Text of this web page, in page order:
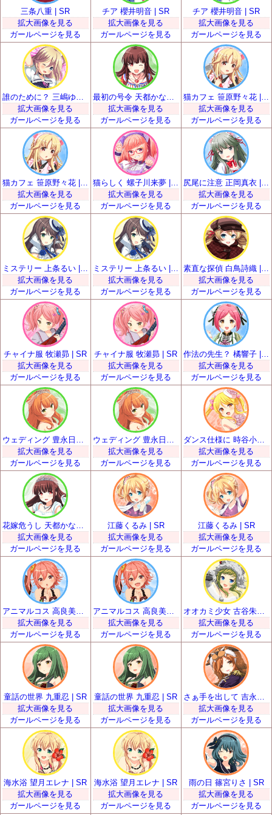
三条八重 | SR
拡大画像を見る
ガールページを見る
チア 櫻井明音 | SR
拡大画像を見る
ガールページを見る
チア 櫻井明音 | SR
拡大画像を見る
ガールページを見る
拡大画像を見る
ガールページを見る
拡大画像を見る
ガールページを見る
猫カフェ 笹原野々花 | SR
拡大画像を見る
ガールページを見る
拡大画像を見る
ガールページを見る
猫らしく 螺子川来夢 | SR
拡大画像を見る
ガールページを見る
尻尾に注意 正岡真衣 | SR
拡大画像を見る
ガールページを見る
拡大画像を見る
ガールページを見る
ミステリー 上条るい | SR
拡大画像を見る
ガールページを見る
素直な探偵 白鳥詩織 | SR
拡大画像を見る
ガールページを見る
チャイナ服 牧瀬昴 | SR
拡大画像を見る
ガールページを見る
チャイナ服 牧瀬昴 | SR
拡大画像を見る
ガールページを見る
作法の先生？ 橘響子 | SR
拡大画像を見る
ガールページを見る
拡大画像を見る
ガールページを見る
拡大画像を見る
ガールページを見る
ダンス仕様に 時谷小瑠璃 | SR
拡大画像を見る
ガールページを見る
拡大画像を見る
ガールページを見る
江藤くるみ | SR
拡大画像を見る
ガールページを見る
江藤くるみ | SR
拡大画像を見る
ガールページを見る
拡大画像を見る
ガールページを見る
アニマルコス 高良美空 | SR
拡大画像を見る
ガールページを見る
オオカミ少女 古谷朱里 | SR
拡大画像を見る
ガールページを見る
童話の世界 九重忍 | SR
拡大画像を見る
ガールページを見る
童話の世界 九重忍 | SR
拡大画像を見る
ガールページを見る
拡大画像を見る
ガールページを見る
海水浴 望月エレナ | SR
拡大画像を見る
ガールページを見る
海水浴 望月エレナ | SR
拡大画像を見る
ガールページを見る
雨の日 篠宮りさ | SR
拡大画像を見る
ガールページを見る